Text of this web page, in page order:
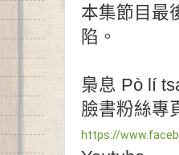
本集節目最
陷。
梟息 Pò lí
https://